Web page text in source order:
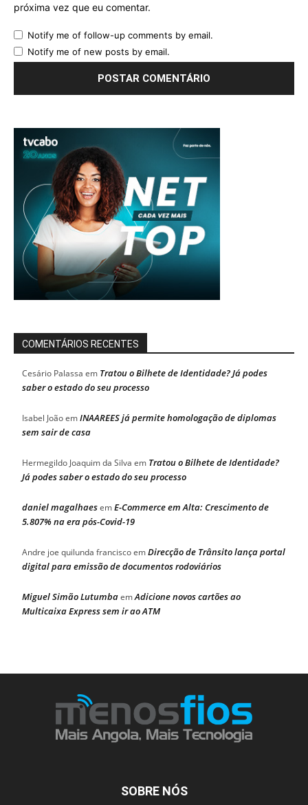
próxima vez que eu comentar.
Notify me of follow-up comments by email.
Notify me of new posts by email.
COMENTÁRIOS RECENTES
Cesário Palassa em Tratou o Bilhete de Identidade? Já podes
saber o estado do seu processo
Isabel JoãoemINAAREES já permite homologação de diplomas
sem sair de casa
Hermegildo Joaquim da Silva em Tratou o Bilhete de Identidade?
Já podes saber o estado do seu processo
daniel magalhaesemE-Commerce em Alta: Crescimento de
5.807% na era pós-Covid-19
Andre joe quilunda franciscoemDirecção de Trânsito lança portal
digital para emissão de documentos rodoviários
Miguel Simão LutumbaemAdicione novos cartões ao
Multicaixa Express sem ir ao ATM
SOBRE NÓS